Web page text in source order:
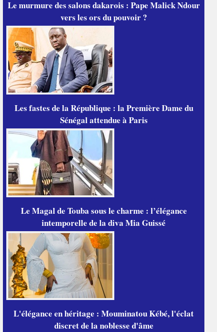
Le murmure des salons dakarois : Pape Malick Ndour
vers les ors du pouvoir ?
Les fastes de la République : la Première Dame du
Sénégal attendue à Paris
Le Magal de Touba sous le charme : l’élégance
intemporelle de la diva Mia Guissé
L'élégance en héritage : Mouminatou Kébé, l'éclat
discret de la noblesse d'âme